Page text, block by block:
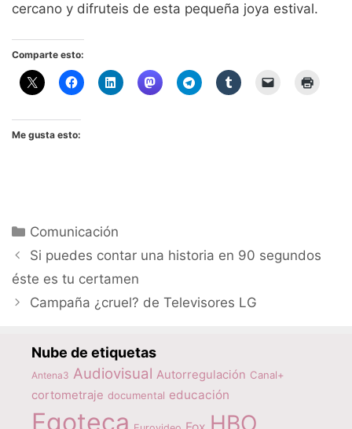
cercano y difruteis de esta pequeña joya estival.
Comparte esto:
Me gusta esto:
Categorías
Comunicación
Si puedes contar una historia en 90 segundos
éste es tu certamen
Campaña ¿cruel? de Televisores LG
Nube de etiquetas
Antena3 Audiovisual Autorregulación Canal+
cortometraje documental educación
Egoteca HBO